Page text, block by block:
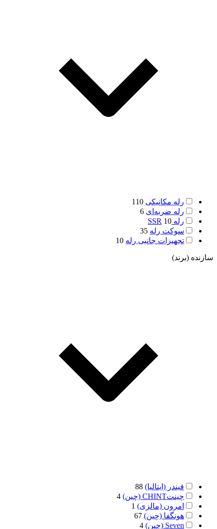
رله مکانیکی 110
رله ضربه‌ای 6
رله SSR 10
سوکت رله 35
تجهیزات جانبی رله 10
سازنده (برند)
فیندر (ایتالیا) 88
چینتCHINT (چین)
4
امرون (مالزی) 1
هونگفا (چین) 67
Seven (چین)
4